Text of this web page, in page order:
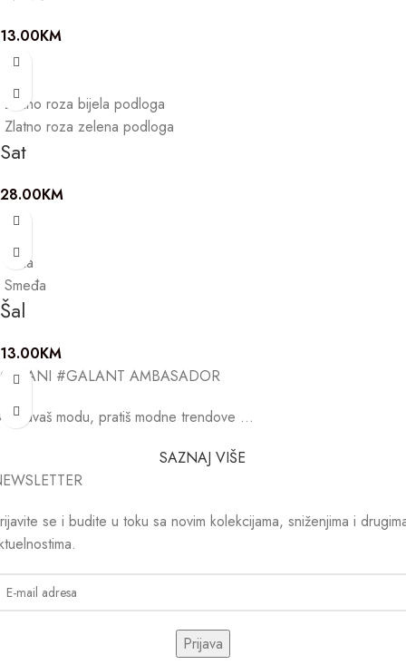
13.00KM
Zlatno roza bijela podloga
Zlatno roza zelena podloga
Sat
28.00KM
Crna
Smeđa
Šal
13.00KM
#GALANT AMBASADOR
modu, pratiš modne trendove …
SAZNAJ VIŠE
se i budite u toku sa novim kolekcijama, sniženjima i